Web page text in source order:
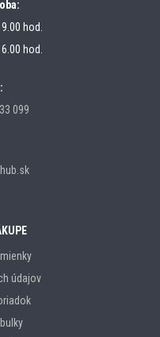
hod.
hod.
099
údajov